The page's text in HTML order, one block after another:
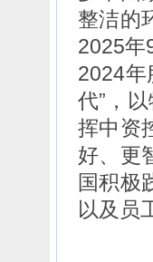
整洁的
2025年
2024年
代”，
挥中资
好、更
国积极
以及员